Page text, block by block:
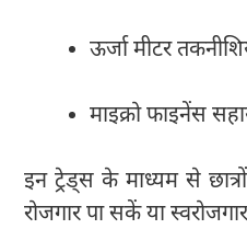
ऊर्जा मीटर
माइक्रो फाइनेंस
इन ट्रेड्स के माध्यम से
रोजगार पा सकें या